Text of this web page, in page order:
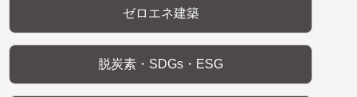
ゼロエネ建築
脱炭素・SDGs・ESG